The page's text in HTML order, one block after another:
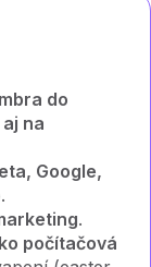
do
na
Google,
.
.
počítačová